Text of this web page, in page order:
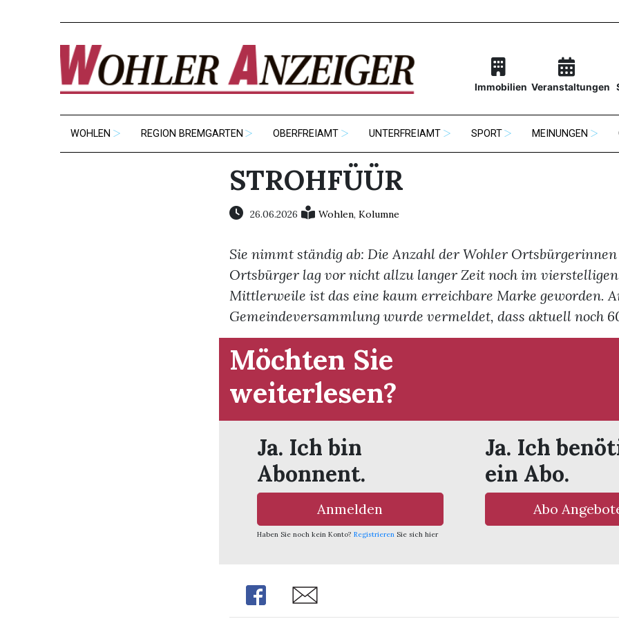
Immobilien Veranstaltungen
WOHLEN REGION BREMGARTEN OBERFREIAMT UNTERFREIAMT SPORT MEINUNGEN
STROHFÜÜR
26.06.2026 Wohlen, Kolumne
Sie nimmt ständig ab: Die Anzahl der Wohler
Ortsbürger lag vor nicht allzu langer Zeit noch im vierstelligen
Mittlerweile ist das eine kaum erreichbare Marke geworden.
Gemeindeversammlung wurde vermeldet, dass aktuell noch
Möchten Sie
weiterlesen?
Ja. Ich bin
Abonnent.
Anmelden
Haben Sie noch kein Konto? Registrieren Sie sich hier
Ja. Ich
ein Abo.
Abo
Share Share